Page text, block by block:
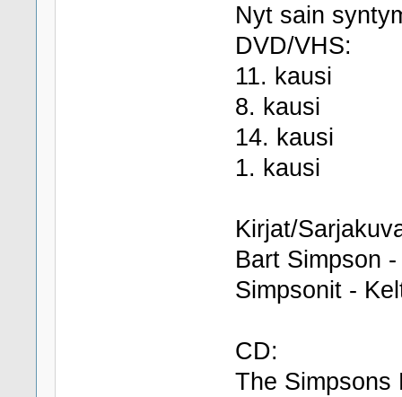
Nyt sain
DVD/VHS:
11. kausi
8. kausi
14. kausi
1. kausi
Kirjat/
Bart Simpson
Simpsonit -
CD:
The Simpsons